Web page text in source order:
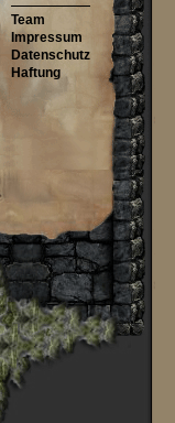
Team
Impressum
Datenschutz
Haftung